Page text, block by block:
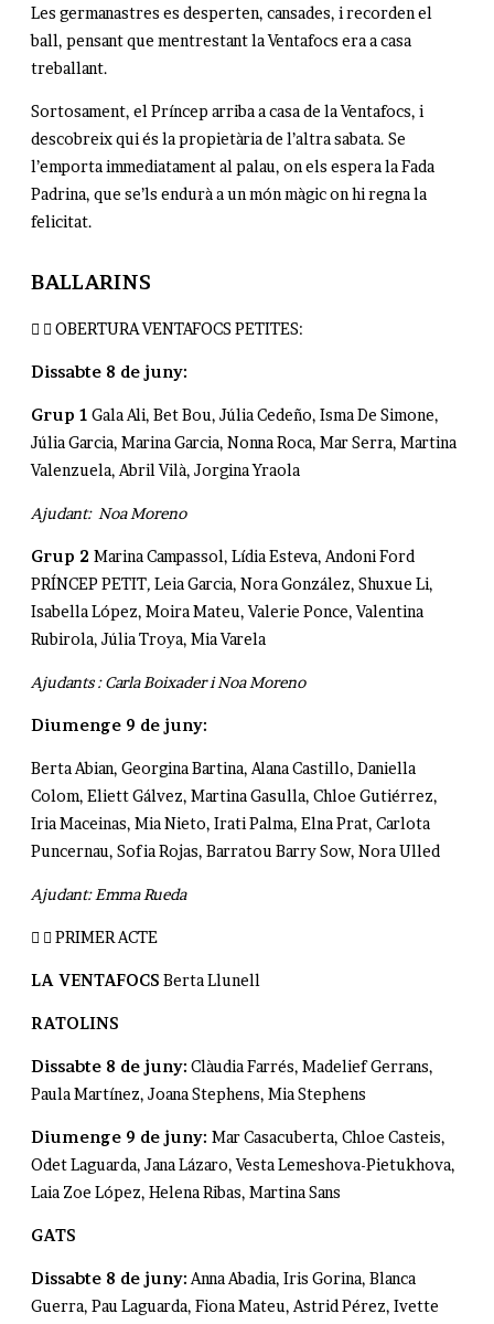
Les germanastres es desperten, cansades, i recorden el
ball, pensant que mentrestant la Ventafocs era a casa
treballant.
Sortosament, el Príncep arriba a casa de la Ventafocs, i
descobreix qui és la propietària de l’altra sabata. Se
l’emporta immediatament al palau, on els espera la Fada
Padrina, que se’ls endurà a un món màgic on hi regna la
felicitat.
BALLARINS
OBERTURA VENTAFOCS PETITES:
Dissabte 8 de juny:
Grup 1 Gala Ali, Bet Bou, Júlia Cedeño, Isma De Simone,
Júlia Garcia, Marina Garcia, Nonna Roca, Mar Serra, Martina
Valenzuela, Abril Vilà, Jorgina Yraola
Ajudant: Noa Moreno
Grup 2 Marina Campassol, Lídia Esteva, Andoni Ford
PRÍNCEP PETIT, Leia Garcia, Nora González, Shuxue Li,
Isabella López, Moira Mateu, Valerie Ponce, Valentina
Rubirola, Júlia Troya, Mia Varela
Ajudants : Carla Boixader i Noa Moreno
Diumenge 9 de juny:
Berta Abian, Georgina Bartina, Alana Castillo, Daniella
Colom, Eliett Gálvez, Martina Gasulla, Chloe Gutiérrez,
Iria Maceinas, Mia Nieto, Irati Palma, Elna Prat, Carlota
Puncernau, Sofia Rojas, Barratou Barry Sow, Nora Ulled
Ajudant: Emma Rueda
PRIMER ACTE
LA VENTAFOCS Berta Llunell
RATOLINS
Dissabte 8 de juny: Clàudia Farrés, Madelief Gerrans,
Paula Martínez, Joana Stephens, Mia Stephens
Diumenge 9 de juny: Mar Casacuberta, Chloe Casteis,
Odet Laguarda, Jana Lázaro, Vesta Lemeshova-Pietukhova,
Laia Zoe López, Helena Ribas, Martina Sans
GATS
Dissabte 8 de juny: Anna Abadia, Iris Gorina, Blanca
Guerra, Pau Laguarda, Fiona Mateu, Astrid Pérez, Ivette